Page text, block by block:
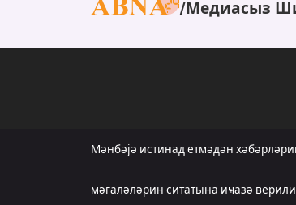
Медиасыз
Мәнбәјә истинад етмәдән
мәгаләләрин ситатына иҹазә